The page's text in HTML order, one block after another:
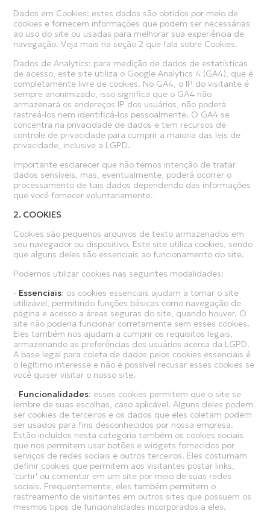
Dados em Cookies: estes dados são obtidos por meio de
cookies e fornecem informações que podem ser necessárias
ao uso do site ou usadas para melhorar sua experiência de
navegação. Veja mais na seção 2 que fala sobre Cookies.
Dados de Analytics: para medição de dados de estatísticas
de acesso, este site utiliza o Google Analytics 4 (GA4), que é
completamente livre de cookies. No GA4, o IP do visitante é
sempre anonimizado, isso significa que o GA4 não
armazenará os endereços IP dos usuários, não poderá
rastreá-los nem identificá-los pessoalmente. O GA4 se
concentra na privacidade de dados e tem recursos de
controle de privacidade para cumprir a maioria das leis de
privacidade, inclusive a LGPD.
Importante esclarecer que não temos intenção de tratar
dados sensíveis, mas, eventualmente, poderá ocorrer o
processamento de tais dados dependendo das informações
que você fornecer voluntariamente.
2. COOKIES
Cookies são pequenos arquivos de texto armazenados em
seu navegador ou dispositivo. Este site utiliza cookies, sendo
que alguns deles são essenciais ao funcionamento do site.
Podemos utilizar cookies nas seguintes modalidades:
- Essenciais: os cookies essenciais ajudam a tornar o site
utilizável, permitindo funções básicas como navegação de
página e acesso a áreas seguras do site, quando houver. O
site não poderia funcionar corretamente sem esses cookies.
Eles também nos ajudam a cumprir os requisitos legais,
armazenando as preferências dos usuários acerca da LGPD.
A base legal para coleta de dados pelos cookies essenciais é
o legítimo interesse e não é possível recusar esses cookies se
você quiser visitar o nosso site.
- Funcionalidades: esses cookies permitem que o site se
lembre de suas escolhas, caso aplicável. Alguns deles podem
ser cookies de terceiros e os dados que eles coletam podem
ser usados para fins desconhecidos por nossa empresa.
Estão incluídos nesta categoria também os cookies sociais
que nos permitem usar botões e widgets fornecidos por
serviços de redes sociais e outros terceiros. Eles costumam
definir cookies que permitem aos visitantes postar links,
'curtir' ou comentar em um site por meio de suas redes
sociais. Frequentemente, eles também permitem o
rastreamento de visitantes em outros sites que possuem os
mesmos tipos de funcionalidades incorporados a eles.